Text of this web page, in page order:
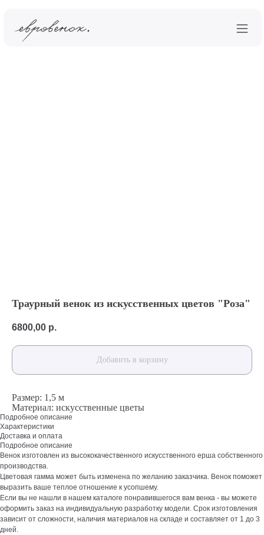
Траурный венок из искусственных цветов "Роза"
6800,00 р.
Добавить в корзину
Размер: 1,5 м
Материал: искусственные цветы
Подробное описание
Характеристики
Доставка и оплата
Подробное описание
Венок изготовлен из высококачественного искусственного ерша собственного
производства.
Цветовая гамма может быть изменена по желанию заказчика. Венок поможет
выразить ваше теплое отношение к усопшему.
Если вы не нашли в нашем каталоге понравившегося вам венка - вы можете
оформить заказ на индивидуальную разработку модели. Срок изготовления
зависит от сложности, наличия материалов на складе и составляет от 1 до 3
дней.